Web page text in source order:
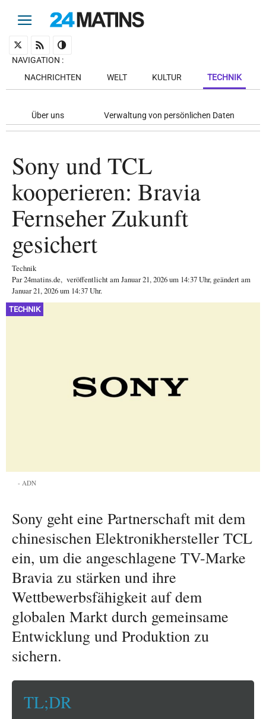
NAVIGATION :
NACHRICHTEN
WELT KULTUR TECHNIK
Über uns Verwaltung von persönlichen Daten
Sony und TCL
kooperieren: Bravia
Fernseher Zukunft
gesichert
Technik
Par24matins.de, veröffentlicht amJanuar 21, 2026um 14:37 Uhr, geändert am
Januar 21, 2026 um 14:37 Uhr.
TECHNIK
ADN
Sony geht eine Partnerschaft mit dem
chinesischen Elektronikhersteller TCL
ein, um die angeschlagene TV-Marke
Bravia zu stärken und ihre
Wettbewerbsfähigkeit auf dem
globalen Markt durch gemeinsame
Entwicklung und Produktion zu
sichern.
TL;DR